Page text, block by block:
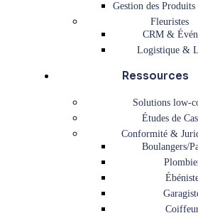
Gestion des
Fleuristes
CRM &
Logistique &
Ressources
Solutions low-
Études de Cas
Conformité &
Boulangers/